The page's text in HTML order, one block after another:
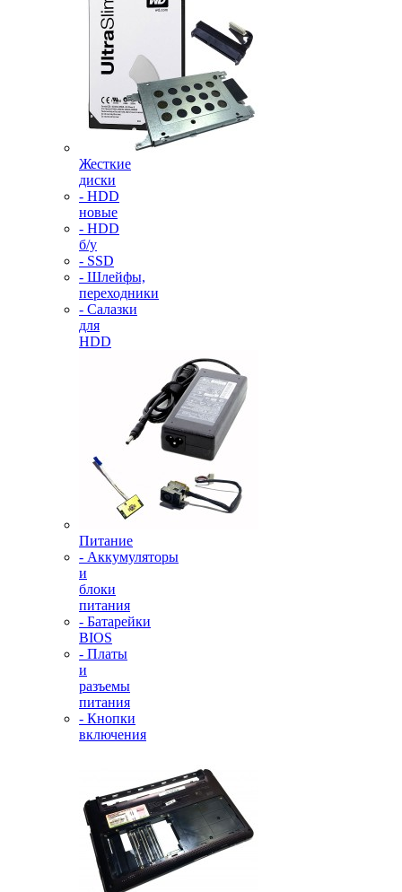
Жесткие
диски
- HDD
новые
- HDD
б/у
- SSD
- Шлейфы,
переходники
- Салазки
для
HDD
Питание
- Аккумуляторы
и
блоки
питания
- Батарейки
BIOS
- Платы
и
разъемы
питания
- Кнопки
включения